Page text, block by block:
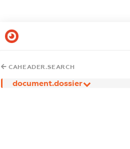
CAHEADER.SEARCH
document.dossier